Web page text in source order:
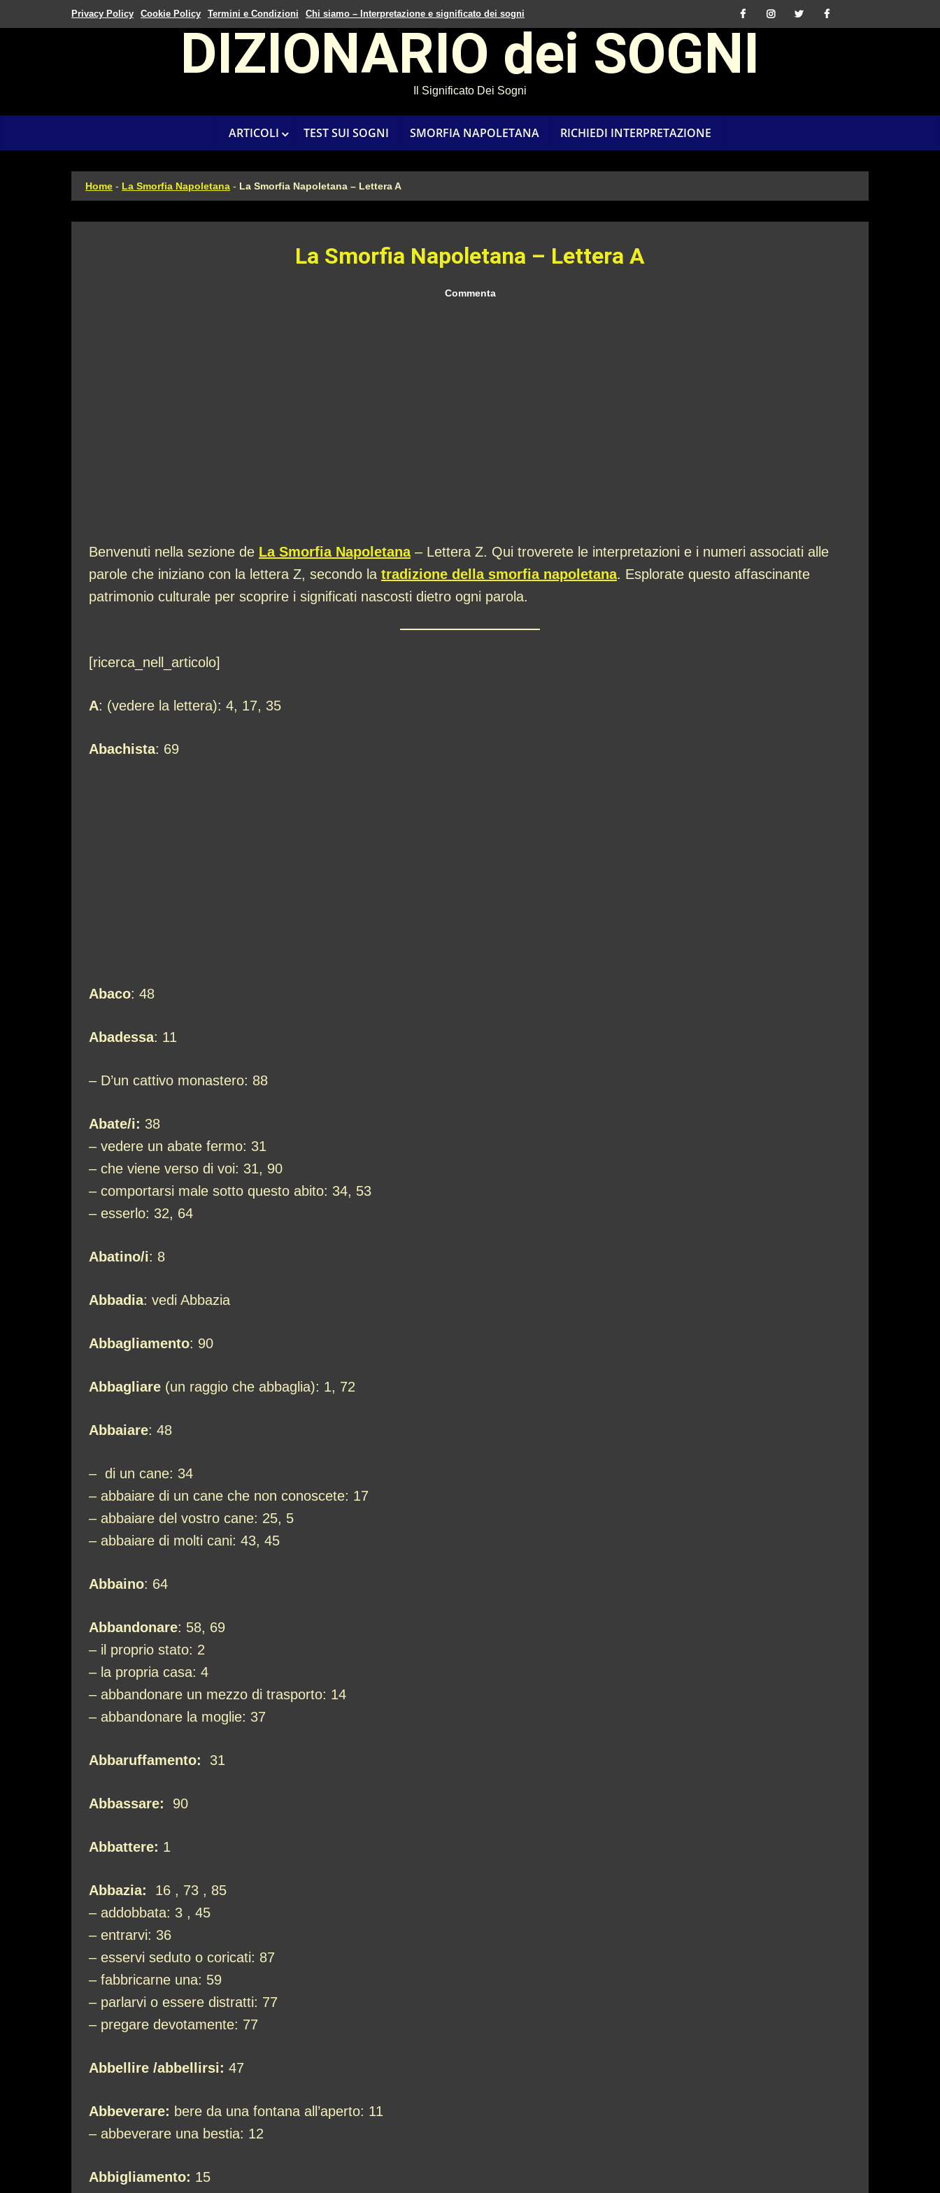
Privacy Policy Cookie Policy Termini e Condizioni Chi siamo – Interpretazione e significato dei sogni
DIZIONARIO dei SOGNI
Il Significato Dei Sogni
ARTICOLI TEST SUI SOGNI SMORFIA NAPOLETANA RICHIEDI INTERPRETAZIONE
Home - La Smorfia Napoletana - La Smorfia Napoletana – Lettera A
La Smorfia Napoletana – Lettera A
Commenta
Benvenuti nella sezione de La Smorfia Napoletana– Lettera Z. Qui troverete le interpretazioni e i numeri associati alle
parole che iniziano con la lettera Z, secondo la tradizione della smorfia napoletana. Esplorate questo affascinante
patrimonio culturale per scoprire i significati nascosti dietro ogni parola.
[ricerca_nell_articolo]
A: (vedere la lettera): 4, 17, 35
Abachista: 69
Abaco: 48
Abadessa: 11
– D’un cattivo monastero: 88
Abate/i: 38
– vedere un abate fermo: 31
– che viene verso di voi: 31, 90
– comportarsi male sotto questo abito: 34, 53
– esserlo: 32, 64
Abatino/i: 8
Abbadia: vedi Abbazia
Abbagliamento: 90
Abbagliare (un raggio che abbaglia): 1, 72
Abbaiare: 48
– di un cane: 34
– abbaiare di un cane che non conoscete: 17
– abbaiare del vostro cane: 25, 5
– abbaiare di molti cani: 43, 45
Abbaino: 64
Abbandonare: 58, 69
– il proprio stato: 2
– la propria casa: 4
– abbandonare un mezzo di trasporto: 14
– abbandonare la moglie: 37
Abbaruffamento: 31
Abbassare: 90
Abbattere: 1
Abbazia: 16 , 73 , 85
– addobbata: 3 , 45
– entrarvi: 36
– esservi seduto o coricati: 87
– fabbricarne una: 59
– parlarvi o essere distratti: 77
– pregare devotamente: 77
Abbellire /abbellirsi: 47
Abbeverare: bere da una fontana all’aperto: 11
– abbeverare una bestia: 12
Abbigliamento: 15